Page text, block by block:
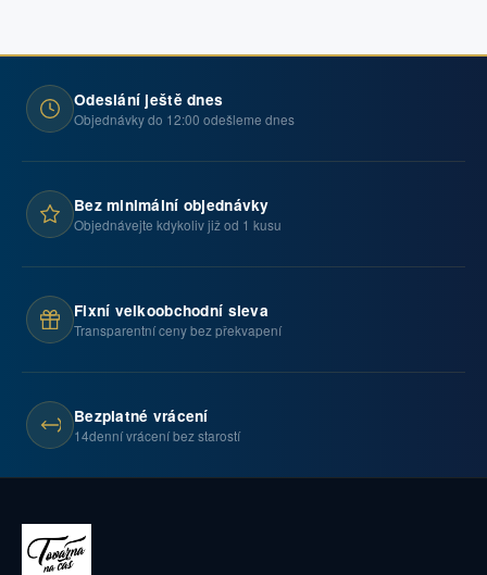
Odeslání ještě dnes
Objednávky do 12:00 odešleme dnes
Bez minimální objednávky
Objednávejte kdykoliv již od 1 kusu
Fixní velkoobchodní sleva
Transparentní ceny bez překvapení
Bezplatné vrácení
14denní vrácení bez starostí